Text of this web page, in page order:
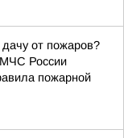
от пожаров?
МЧС России
пожарной